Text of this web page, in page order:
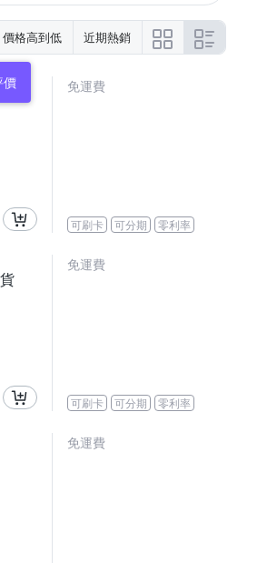
價格高到低 近期熱銷
價 免運費
可刷卡 可分期 零利率
免運費
可刷卡 可分期 零利率
免運費